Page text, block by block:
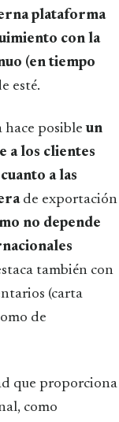
plataforma
con la
(en tiempo
esté.
hace posibleun
a los clientes
a las
de exportación
no depende
también con
(carta
de
que proporciona
como